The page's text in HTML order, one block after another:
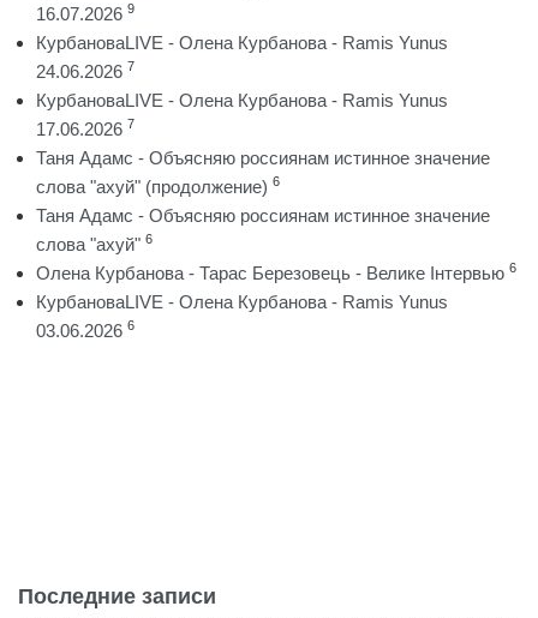
16.07.2026 9
КурбановаLIVE - Олена Курбанова - Ramis Yunus
24.06.2026 7
КурбановаLIVE - Олена Курбанова - Ramis Yunus
17.06.2026 7
Таня Адамс - Объясняю россиянам истинное значение
слова "ахуй" (продолжение) 6
Таня Адамс - Объясняю россиянам истинное значение
слова "ахуй" 6
Олена Курбанова - Тарас Березовець - Велике Інтервью 6
КурбановаLIVE - Олена Курбанова - Ramis Yunus
03.06.2026 6
Последние записи